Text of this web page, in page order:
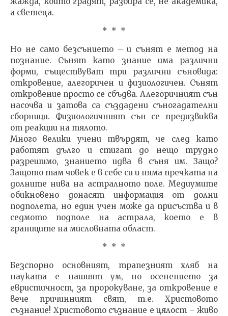
а светеца.
* * *
Но не само безсънието – и сънят е метод на
познание. Сънят като знание има различни
форми, съществуват три различни съновида:
откровение, алегоричен и физиологичен. Сънят
откровение просто се сбъдва. Алегоричният сън
насочва и затова са създадени съногадателни
сборници. Физиологичният сън се предизвиква
от реакции на тялото.
Много велики учени твърдят, че след като
работят дълго и стигат до нещо трудно
разрешимо, знанието идва в съня им. Защо?
Защото там човек е в себе си и няма пречката на
долните нива на астралното поле. Медиумите
обикновено донасят информация от долни
подполета, но един учен може да присъства и в
седмото подполе на астрала, което е в
границите на мисловната област.
* * *
Безспорно основният, трапезният хляб на
науката е нашият ум, но осенението за
евристичност, за пророкуване, за откровение е
вече причинният свят, т.е. Христовото
съзнание! Христовото съзнание е цялост – живо